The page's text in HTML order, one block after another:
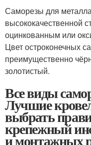
Саморезы для
высококачественной
оцинкованным или
Цвет остроконечных
преимущественно
золотистый.
Все виды
Лучшие
выбрать
крепежный
и монтажных